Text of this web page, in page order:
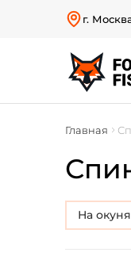
г.
Главная
на окуня